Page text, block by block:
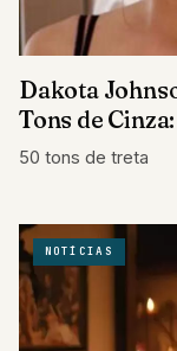
Dakota
Tons de
50 tons de treta
NOTÍCIAS